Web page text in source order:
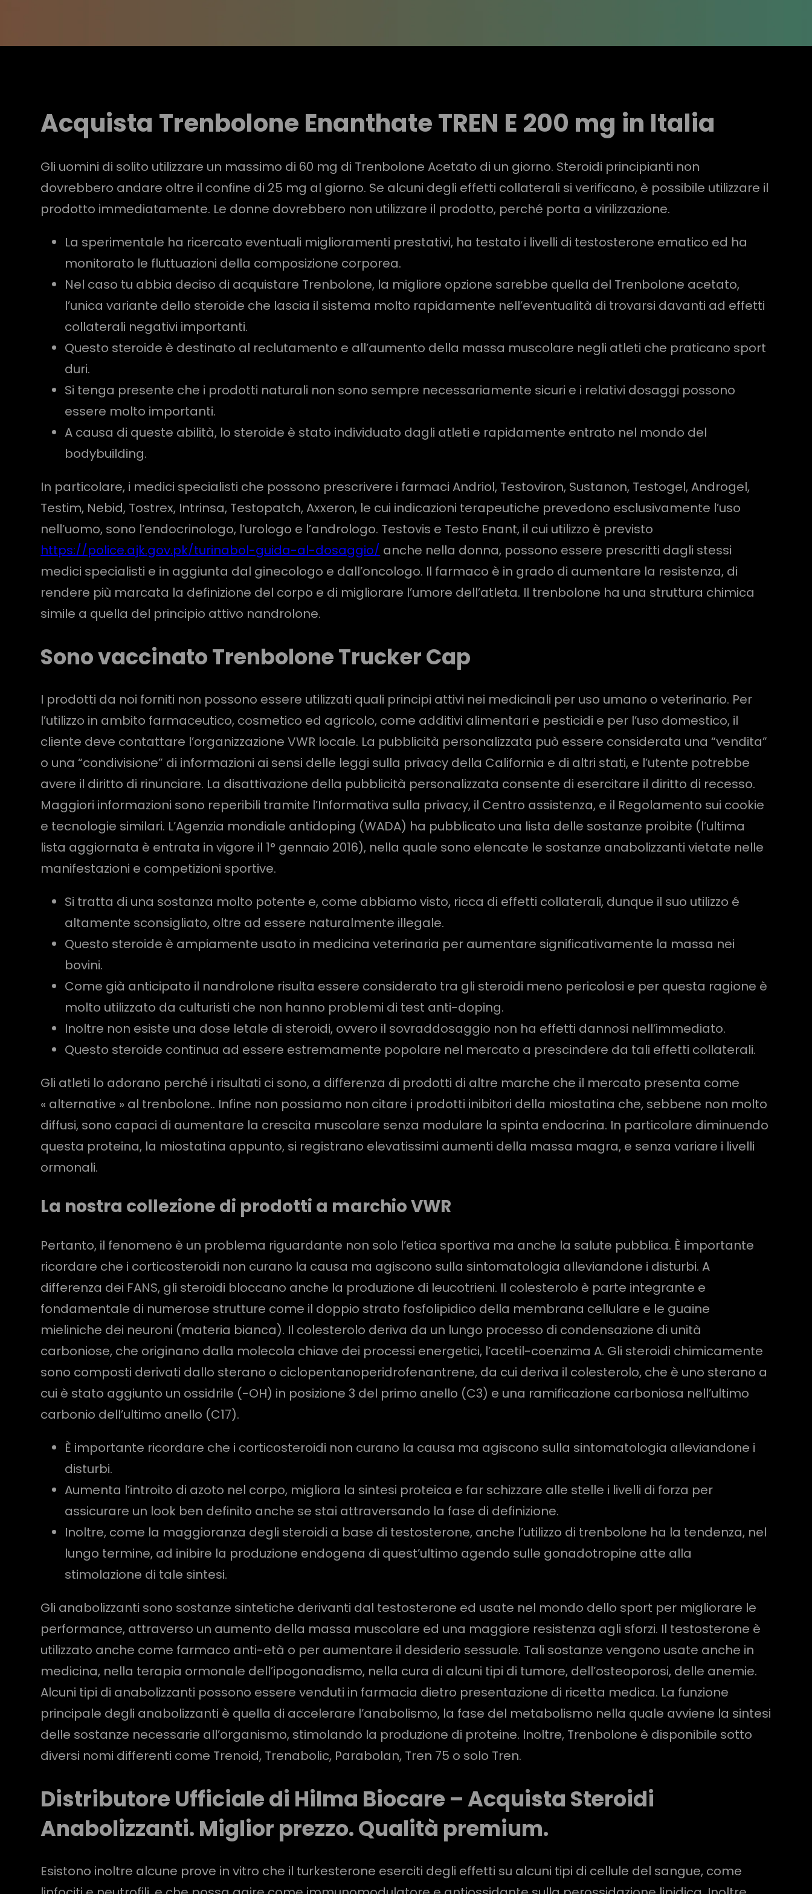
Acquista Trenbolone Enanthate TREN E 200 mg in Italia
Gli uomini di solito utilizzare un massimo di 60 mg di Trenbolone Acetato di un giorno. Steroidi principianti non
dovrebbero andare oltre il confine di 25 mg al giorno. Se alcuni degli effetti collaterali si verificano, è possibile utilizzare il
prodotto immediatamente. Le donne dovrebbero non utilizzare il prodotto, perché porta a virilizzazione.
La sperimentale ha ricercato eventuali miglioramenti prestativi, ha testato i livelli di testosterone ematico ed ha
monitorato le fluttuazioni della composizione corporea.
Nel caso tu abbia deciso di acquistare Trenbolone, la migliore opzione sarebbe quella del Trenbolone acetato,
l’unica variante dello steroide che lascia il sistema molto rapidamente nell’eventualità di trovarsi davanti ad effetti
collaterali negativi importanti.
Questo steroide è destinato al reclutamento e all’aumento della massa muscolare negli atleti che praticano sport
duri.
Si tenga presente che i prodotti naturali non sono sempre necessariamente sicuri e i relativi dosaggi possono
essere molto importanti.
A causa di queste abilità, lo steroide è stato individuato dagli atleti e rapidamente entrato nel mondo del
bodybuilding.
In particolare, i medici specialisti che possono prescrivere i farmaci Andriol, Testoviron, Sustanon, Testogel, Androgel,
Testim, Nebid, Tostrex, Intrinsa, Testopatch, Axxeron, le cui indicazioni terapeutiche prevedono esclusivamente l’uso
nell’uomo, sono l’endocrinologo, l’urologo e l’andrologo. Testovis e Testo Enant, il cui utilizzo è previsto
https://police.ajk.gov.pk/turinabol-guida-al-dosaggio/ anche nella donna, possono essere prescritti dagli stessi
medici specialisti e in aggiunta dal ginecologo e dall’oncologo. Il farmaco è in grado di aumentare la resistenza, di
rendere più marcata la definizione del corpo e di migliorare l’umore dell’atleta. Il trenbolone ha una struttura chimica
simile a quella del principio attivo nandrolone.
Sono vaccinato Trenbolone Trucker Cap
I prodotti da noi forniti non possono essere utilizzati quali principi attivi nei medicinali per uso umano o veterinario. Per
l’utilizzo in ambito farmaceutico, cosmetico ed agricolo, come additivi alimentari e pesticidi e per l’uso domestico, il
cliente deve contattare l’organizzazione VWR locale. La pubblicità personalizzata può essere considerata una “vendita”
o una “condivisione” di informazioni ai sensi delle leggi sulla privacy della California e di altri stati, e l’utente potrebbe
avere il diritto di rinunciare. La disattivazione della pubblicità personalizzata consente di esercitare il diritto di recesso.
Maggiori informazioni sono reperibili tramite l’Informativa sulla privacy, il Centro assistenza, e il Regolamento sui cookie
e tecnologie similari. L’Agenzia mondiale antidoping (WADA) ha pubblicato una lista delle sostanze proibite (l’ultima
lista aggiornata è entrata in vigore il 1° gennaio 2016), nella quale sono elencate le sostanze anabolizzanti vietate nelle
manifestazioni e competizioni sportive.
Si tratta di una sostanza molto potente e, come abbiamo visto, ricca di effetti collaterali, dunque il suo utilizzo é
altamente sconsigliato, oltre ad essere naturalmente illegale.
Questo steroide è ampiamente usato in medicina veterinaria per aumentare significativamente la massa nei
bovini.
Come già anticipato il nandrolone risulta essere considerato tra gli steroidi meno pericolosi e per questa ragione è
molto utilizzato da culturisti che non hanno problemi di test anti-doping.
Inoltre non esiste una dose letale di steroidi, ovvero il sovraddosaggio non ha effetti dannosi nell’immediato.
Questo steroide continua ad essere estremamente popolare nel mercato a prescindere da tali effetti collaterali.
Gli atleti lo adorano perché i risultati ci sono, a differenza di prodotti di altre marche che il mercato presenta come
« alternative » al trenbolone.. Infine non possiamo non citare i prodotti inibitori della miostatina che, sebbene non molto
diffusi, sono capaci di aumentare la crescita muscolare senza modulare la spinta endocrina. In particolare diminuendo
questa proteina, la miostatina appunto, si registrano elevatissimi aumenti della massa magra, e senza variare i livelli
ormonali.
La nostra collezione di prodotti a marchio VWR
Pertanto, il fenomeno è un problema riguardante non solo l’etica sportiva ma anche la salute pubblica. È importante
ricordare che i corticosteroidi non curano la causa ma agiscono sulla sintomatologia alleviandone i disturbi. A
differenza dei FANS, gli steroidi bloccano anche la produzione di leucotrieni. Il colesterolo è parte integrante e
fondamentale di numerose strutture come il doppio strato fosfolipidico della membrana cellulare e le guaine
mieliniche dei neuroni (materia bianca). Il colesterolo deriva da un lungo processo di condensazione di unità
carboniose, che originano dalla molecola chiave dei processi energetici, l’acetil-coenzima A. Gli steroidi chimicamente
sono composti derivati dallo sterano o ciclopentanoperidrofenantrene, da cui deriva il colesterolo, che è uno sterano a
cui è stato aggiunto un ossidrile (-OH) in posizione 3 del primo anello (C3) e una ramificazione carboniosa nell’ultimo
carbonio dell’ultimo anello (C17).
È importante ricordare che i corticosteroidi non curano la causa ma agiscono sulla sintomatologia alleviandone i
disturbi.
Aumenta l’introito di azoto nel corpo, migliora la sintesi proteica e far schizzare alle stelle i livelli di forza per
assicurare un look ben definito anche se stai attraversando la fase di definizione.
Inoltre, come la maggioranza degli steroidi a base di testosterone, anche l’utilizzo di trenbolone ha la tendenza, nel
lungo termine, ad inibire la produzione endogena di quest’ultimo agendo sulle gonadotropine atte alla
stimolazione di tale sintesi.
Gli anabolizzanti sono sostanze sintetiche derivanti dal testosterone ed usate nel mondo dello sport per migliorare le
performance, attraverso un aumento della massa muscolare ed una maggiore resistenza agli sforzi. Il testosterone è
utilizzato anche come farmaco anti-età o per aumentare il desiderio sessuale. Tali sostanze vengono usate anche in
medicina, nella terapia ormonale dell’ipogonadismo, nella cura di alcuni tipi di tumore, dell’osteoporosi, delle anemie.
Alcuni tipi di anabolizzanti possono essere venduti in farmacia dietro presentazione di ricetta medica. La funzione
principale degli anabolizzanti è quella di accelerare l’anabolismo, la fase del metabolismo nella quale avviene la sintesi
delle sostanze necessarie all’organismo, stimolando la produzione di proteine. Inoltre, Trenbolone è disponibile sotto
diversi nomi differenti come Trenoid, Trenabolic, Parabolan, Tren 75 o solo Tren.
Distributore Ufficiale di Hilma Biocare – Acquista Steroidi
Anabolizzanti. Miglior prezzo. Qualità premium.
Esistono inoltre alcune prove in vitro che il turkesterone eserciti degli effetti su alcuni tipi di cellule del sangue, come